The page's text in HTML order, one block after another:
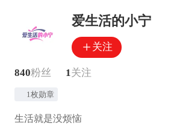
爱生活的小宁
关注
840粉丝 1 关注
1枚勋章
生活就是没烦恼